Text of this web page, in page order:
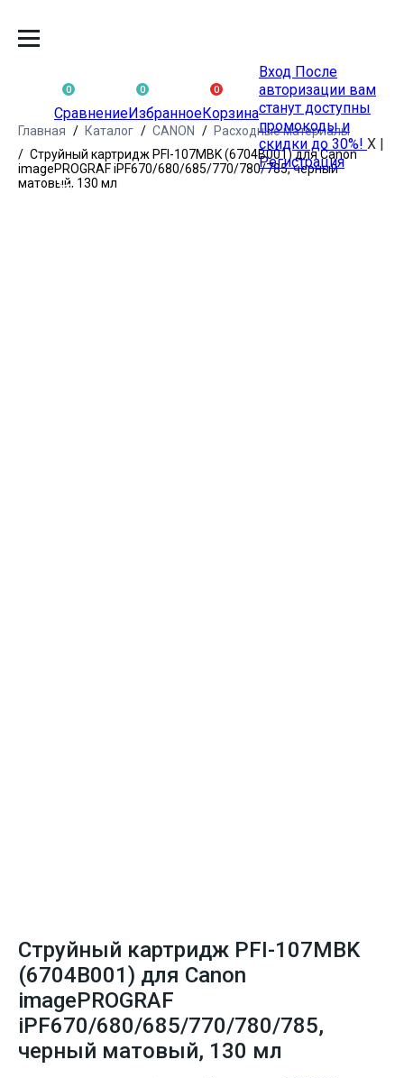
0
Сравнение
0
Избранное
0
Корзина
Вход После
авторизации вам
станут доступны
промокоды и
скидки до 30%! X |
Регистрация
Главная Каталог CANON
Расходные материалы
Струйный картридж PFI-107MBK (6704B001) для Canon
imagePROGRAF iPF670/680/685/770/780/785, черный
матовый, 130 мл
Струйный картридж PFI-107MBK
(6704B001) для Canon
imagePROGRAF
iPF670/680/685/770/780/785,
черный матовый, 130 мл